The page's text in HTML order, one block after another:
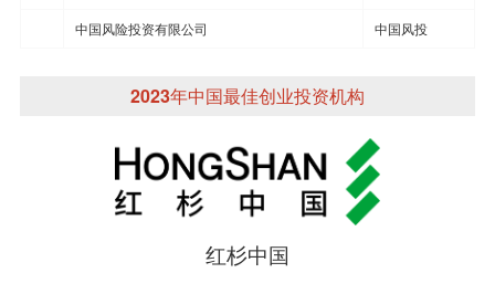
中国风险投资有限公司 中国风投
2023年中国最佳创业投资机构
红杉中国